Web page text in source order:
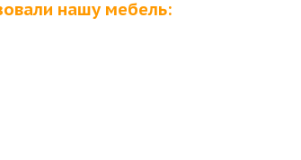
нашу мебель: